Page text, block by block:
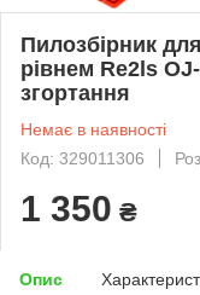
Пилозбірник
рівнем Re2ls
згортання
Немає в наявності
Код: 329011306
1 350 ₴
Опис